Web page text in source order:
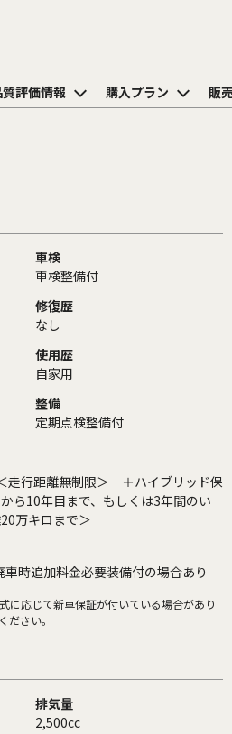
質評価情報 購入プラン 販
車検
車検整備付
修復歴
なし
使用歴
自家用
整備
定期点検整備付
走行距離無制限＞ ＋ハイブリッド保
ら10年目まで、もしくは3年間のい
万キロまで＞
時追加料金必要装備付の場合あり
に応じて新車保証が付いている場合があり
ださい。
排気量
2,500cc